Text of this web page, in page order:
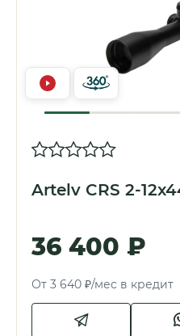
Artelv CRS 2-
36 400 ₽
От 3 640 ₽/мес в кредит